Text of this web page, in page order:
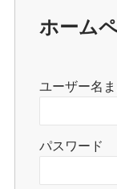
ホーム
ユーザー名
パスワード